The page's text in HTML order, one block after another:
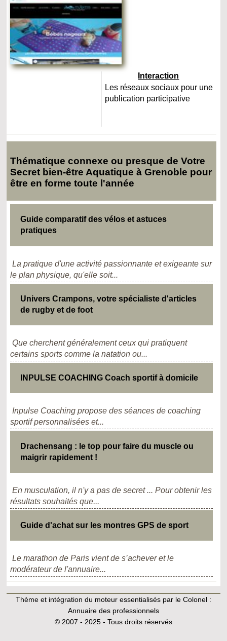
Interaction
Les réseaux sociaux pour une
publication participative
Thématique connexe ou presque de Votre
Secret bien-être Aquatique à Grenoble pour
être en forme toute l'année
Guide comparatif des vélos et astuces
pratiques
La pratique d'une activité passionnante et exigeante sur
le plan physique, qu'elle soit...
Univers Crampons, votre spécialiste d'articles
de rugby et de foot
Que cherchent généralement ceux qui pratiquent
certains sports comme la natation ou...
INPULSE COACHING Coach sportif à domicile
Inpulse Coaching propose des séances de coaching
sportif personnalisées et...
Drachensang : le top pour faire du muscle ou
maigrir rapidement !
En musculation, il n'y a pas de secret ... Pour obtenir les
résultats souhaités que...
Guide d'achat sur les montres GPS de sport
Le marathon de Paris vient de s’achever et le
modérateur de l'annuaire...
Thème et intégration du moteur essentialisés par le Colonel :
Annuaire des professionnels
© 2007 - 2025 - Tous droits réservés